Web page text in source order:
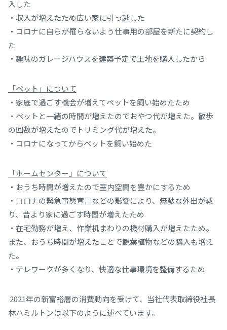
入した
・収入が増えたため広い家に引っ越した
・コロナに自らが罹らないよう仕事用の部屋を新たに契約し
た
・趣味のガレージハウスを建築予定で土地を購入したから
「ペット」について
・家庭で過ごす機会が増えてペットを飼い始めたため
・ペットと一緒の時間が増えたのでおやつ代が増えた。散歩
の回数が増えたのでトリミング代が増えた。
・コロナになってからペットを飼い始めた
「ホームセンター」について
・おうち時間が増えたので室内空間を豊かにするため
・コロナの緊急事態宣言などの影響により、無駄な外出が減
り、昔より家に過ごす時間が増えたため
・在宅勤務が増え、作業机まわりの機材購入が増えたため。
また、おうち時間が増えたことで観葉植物などの購入も増え
た。
・テレワークが多くなり、快適な仕事環境を整備するため
2021年の新富裕層の消費動向を受けて、当社代表取締役社長
林ハミルトンは以下のように述べています。